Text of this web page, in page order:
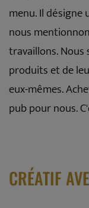
menu. Il désigne
nous
travaillons.
produits et de
eux-mêmes.
pub pour nous.
CRÉATIF